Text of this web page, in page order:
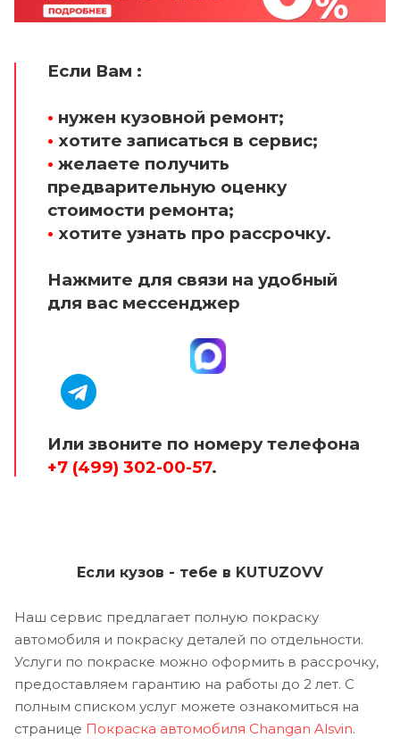
Если Вам :
• нужен кузовной ремонт;
• хотите записаться в сервис;
• желаете получить
предварительную оценку
стоимости ремонта;
• хотите узнать про рассрочку.
Нажмите для связи на удобный
для вас мессенджер
Или звоните по номеру телефона
+7 (499) 302-00-57.
Если кузов - тебе в KUTUZOVV
Наш сервис предлагает полную покраску
автомобиля и покраску деталей по отдельности.
Услуги по покраске можно оформить в рассрочку,
предоставляем гарантию на работы до 2 лет. С
полным списком услуг можете ознакомиться на
странице Покраска автомобиля Changan Alsvin.